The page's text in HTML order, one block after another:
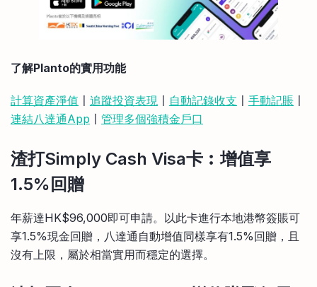
了解Planto的實用功能
計算資產淨值 〡 追蹤投資表現 〡 自動記錄收支 〡 手動記賬 〡
連結八達通App 〡 管理多個強積金戶口
渣打Simply Cash Visa卡︰增值享
1.5%回贈
年薪達HK$96,000即可申請。以此卡進行本地港幣簽賬可
享1.5%現金回贈，八達通自動增值同樣享有1.5%回贈，且
沒有上限，屬於相當實用而穩定的選擇。